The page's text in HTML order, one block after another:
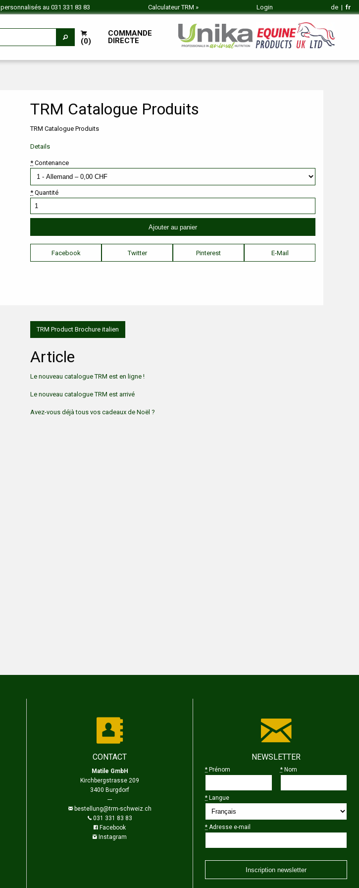
au 031 331 83 83 Calculateur TRM » Login de | fr
(0)
COMMANDE
DIRECTE
TRM Catalogue Produits
TRM Catalogue Produits
Details
* Contenance
* Quantité
Facebook Twitter Pinterest E-Mail
TRM Product Brochure italien
Article
Le nouveau catalogue TRM est en ligne !
Le nouveau catalogue TRM est arrivé
Avez-vous déjà tous vos cadeaux de Noël ?
CONTACT
Matile GmbH
Kirchbergstrasse 209
3400 Burgdorf
---
bestellung@trm-schweiz.ch
031 331 83 83
Facebook
Instagram
NEWSLETTER
* Prénom *Nom
* Langue
* Adresse e-mail